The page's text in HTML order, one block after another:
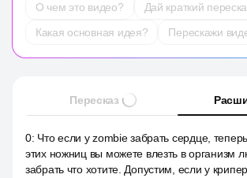
О чем это видео?
Дай краткий
Какая основная идея?
Перескажи
Пересказ
0: Что если у zombie забрать сердце,
этих ножниц вы можете влезть в организм
забрать что хотите. Допустим, если у